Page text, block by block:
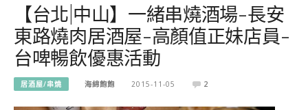
【台北|中山】一緒串燒酒場-長安
東路燒肉居酒屋-高顏值正妹店員-
台啤暢飲優惠活動
居酒屋/串燒 海綿飽飽 2015-11-05 2